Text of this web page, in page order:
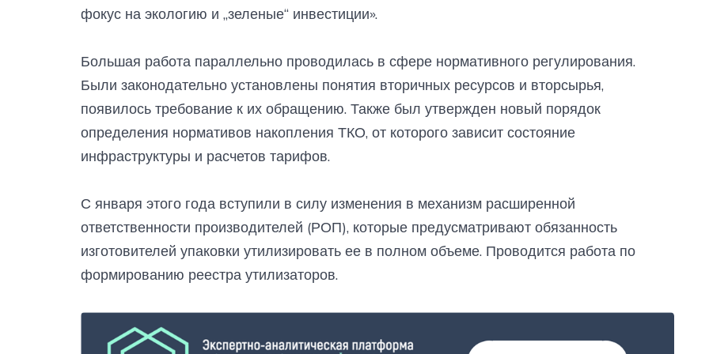
фокус на экологию и „зеленые“ инвестиции».
Большая работа параллельно проводилась в сфере нормативного регулирования.
Были законодательно установлены понятия вторичных ресурсов и вторсырья,
появилось требование к их обращению. Также был утвержден новый порядок
определения нормативов накопления ТКО, от которого зависит состояние
инфраструктуры и расчетов тарифов.
С января этого года вступили в силу изменения в механизм расширенной
ответственности производителей (РОП), которые предусматривают обязанность
изготовителей упаковки утилизировать ее в полном объеме. Проводится работа по
формированию реестра утилизаторов.